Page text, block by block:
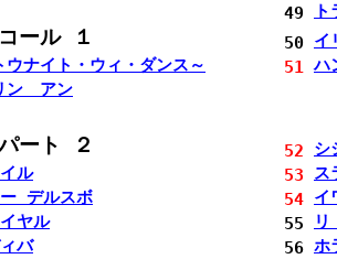
49
コール １ 50 イ
ウナイト・ウィ・ダンス～ 51
ハ
ン アン
ート ２ 52
シ
ル 53
ス
デルスボ 54 イ
ヤル 55
リ
バ 56 ホ